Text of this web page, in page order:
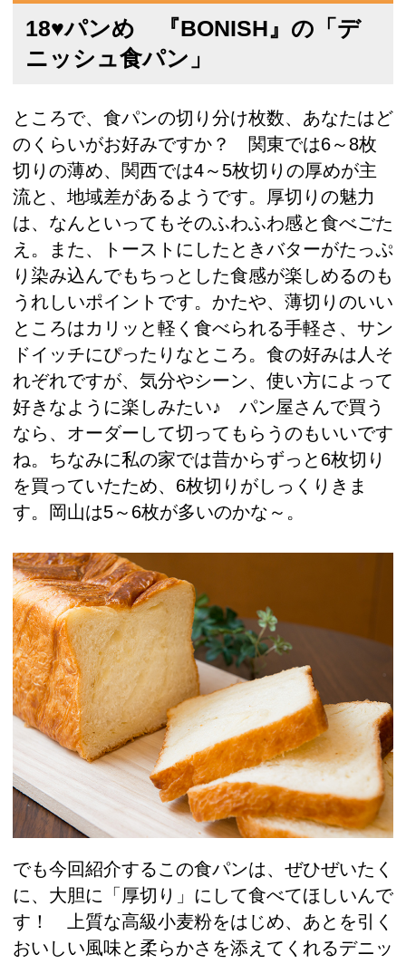
18♥パンめ 『BONISH』の「デ
ニッシュ食パン」
ところで、食パンの切り分け枚数、あなたはど
のくらいがお好みですか？ 関東では6～8枚
切りの薄め、関西では4～5枚切りの厚めが主
流と、地域差があるようです。厚切りの魅力
は、なんといってもそのふわふわ感と食べごた
え。また、トーストにしたときバターがたっぷ
り染み込んでもちっとした食感が楽しめるのも
うれしいポイントです。かたや、薄切りのいい
ところはカリッと軽く食べられる手軽さ、サン
ドイッチにぴったりなところ。食の好みは人そ
れぞれですが、気分やシーン、使い方によって
好きなように楽しみたい♪ パン屋さんで買う
なら、オーダーして切ってもらうのもいいです
ね。ちなみに私の家では昔からずっと6枚切り
を買っていたため、6枚切りがしっくりきま
す。岡山は5～6枚が多いのかな～。
でも今回紹介するこの食パンは、ぜひぜいたく
に、大胆に「厚切り」にして食べてほしいんで
す！ 上質な高級小麦粉をはじめ、あとを引く
おいしい風味と柔らかさを添えてくれるデニッ